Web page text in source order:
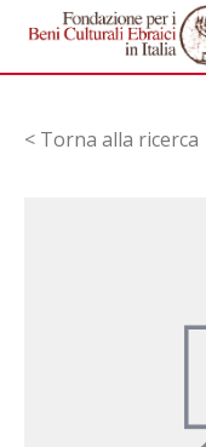
< Torna alla ricerca